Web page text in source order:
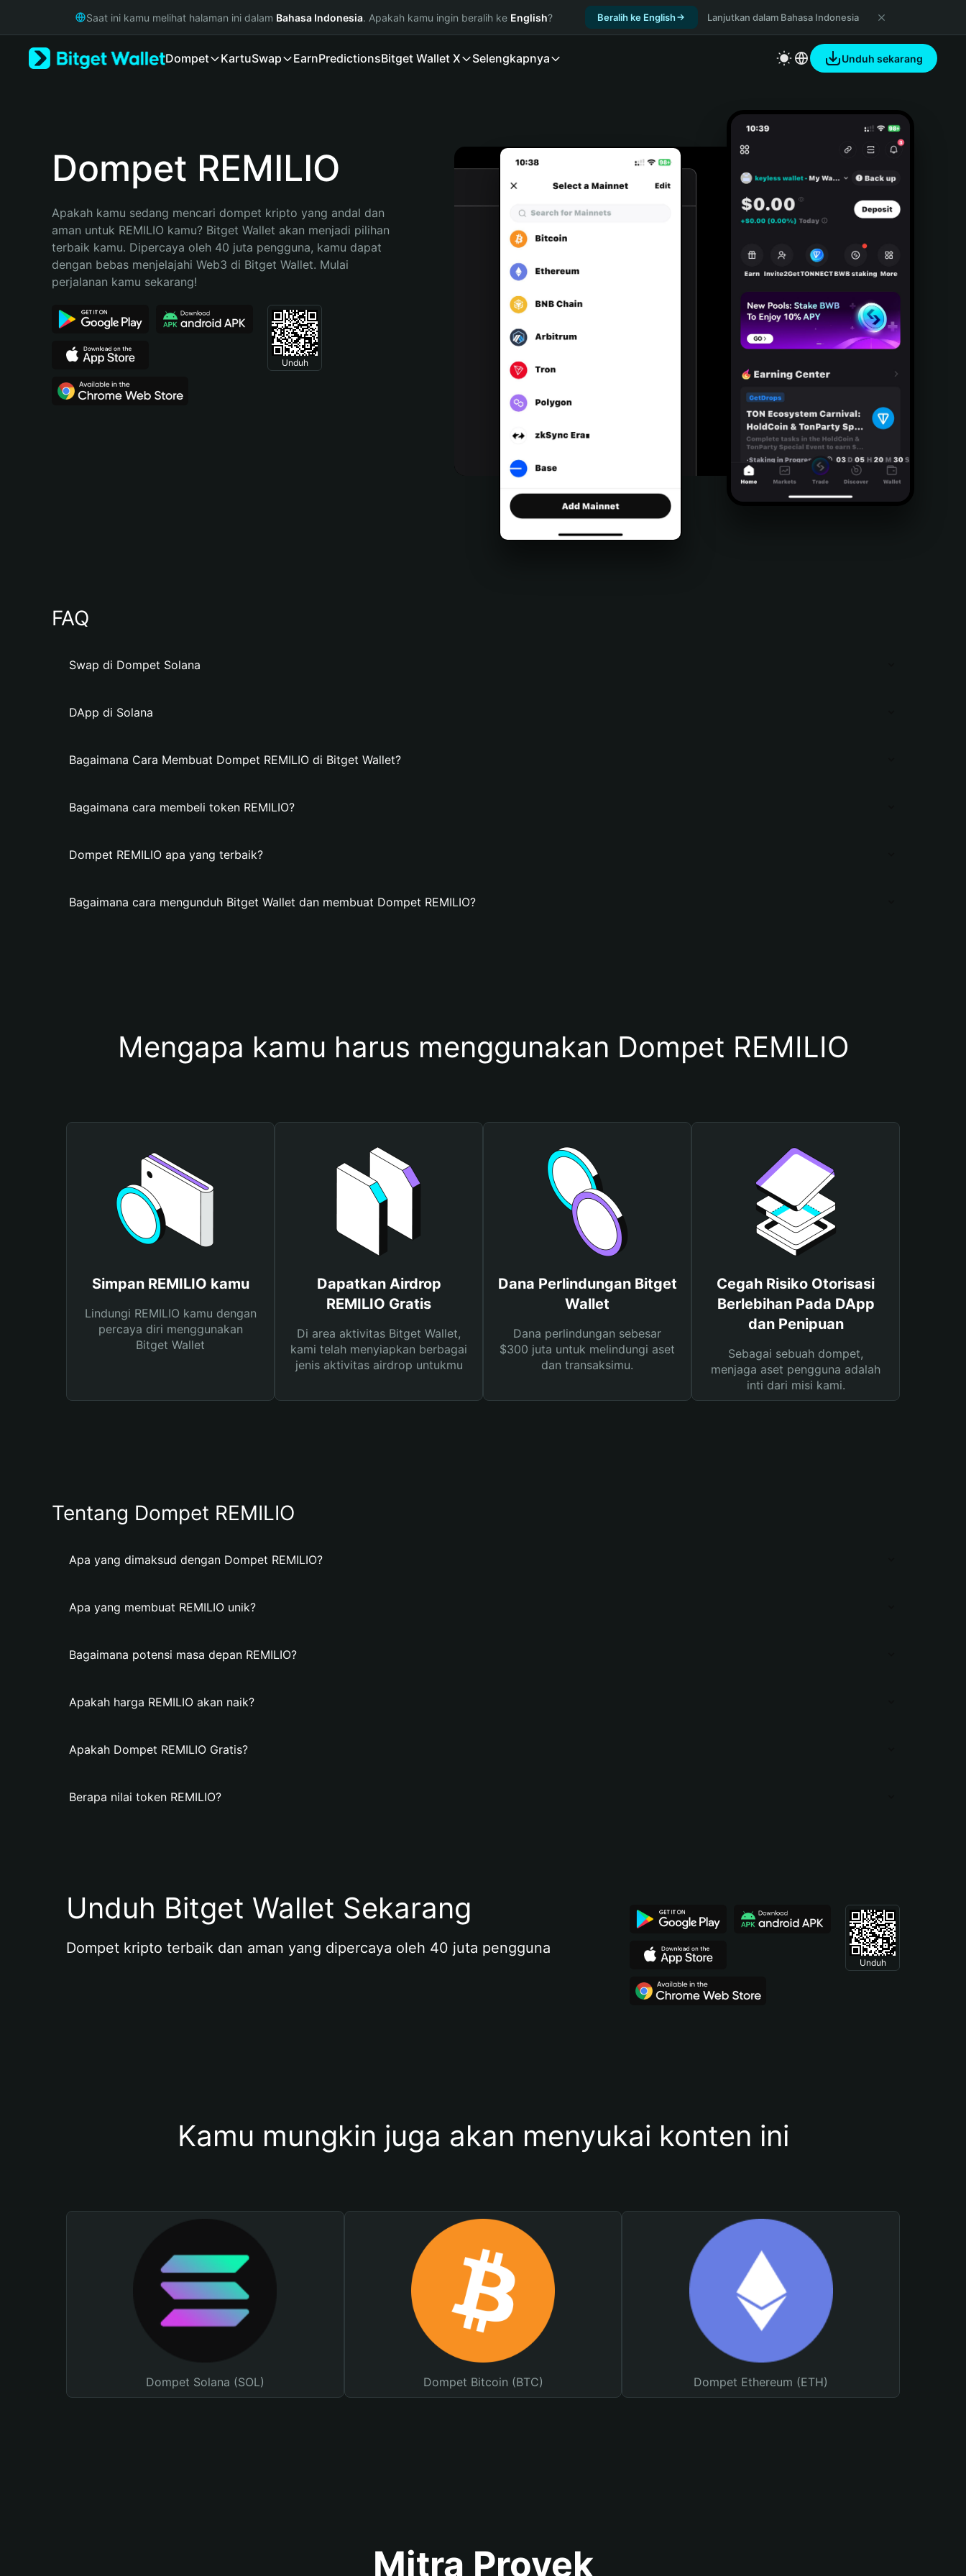
Русский
Bahasa Indonesia
Español (Argentina)
Saat ini kamu melihat halaman ini dalam Bahasa Indonesia. Apakah kamu ingin beralih ke English? Beralih ke English Lanjutkan dalam Bahasa Indonesia
Dompet KartuSwap EarnPredictionsBitget Wallet X Selengkapnya Unduh sekarang
Dompet REMILIO
Apakah kamu sedang mencari dompet kripto yang andal dan
aman untuk REMILIO kamu? Bitget Wallet akan menjadi pilihan
terbaik kamu. Dipercaya oleh 40 juta pengguna, kamu dapat
dengan bebas menjelajahi Web3 di Bitget Wallet. Mulai
perjalanan kamu sekarang!
Unduh
FAQ
Swap di Dompet Solana
DApp di Solana
Bagaimana Cara Membuat Dompet REMILIO di Bitget Wallet?
Bagaimana cara membeli token REMILIO?
Dompet REMILIO apa yang terbaik?
Bagaimana cara mengunduh Bitget Wallet dan membuat Dompet REMILIO?
Mengapa kamu harus menggunakan Dompet REMILIO
Simpan REMILIO kamu
Lindungi REMILIO kamu dengan
percaya diri menggunakan
Bitget Wallet
Dapatkan Airdrop
REMILIO Gratis
Di area aktivitas Bitget Wallet,
kami telah menyiapkan berbagai
jenis aktivitas airdrop untukmu
Dana Perlindungan Bitget
Wallet
Dana perlindungan sebesar
$300 juta untuk melindungi aset
dan transaksimu.
Cegah Risiko Otorisasi
Berlebihan Pada DApp
dan Penipuan
Sebagai sebuah dompet,
menjaga aset pengguna adalah
inti dari misi kami.
Tentang Dompet REMILIO
Apa yang dimaksud dengan Dompet REMILIO?
Apa yang membuat REMILIO unik?
Bagaimana potensi masa depan REMILIO?
Apakah harga REMILIO akan naik?
Apakah Dompet REMILIO Gratis?
Berapa nilai token REMILIO?
Unduh Bitget Wallet Sekarang
Dompet kripto terbaik dan aman yang dipercaya oleh 40 juta pengguna
Unduh
Kamu mungkin juga akan menyukai konten ini
Dompet Solana (SOL) Dompet Bitcoin (BTC) Dompet Ethereum (ETH)
Mitra Proyek